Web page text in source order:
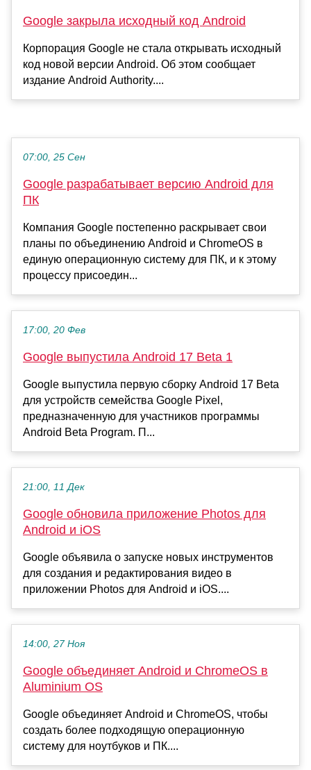
Google закрыла исходный код Android
Корпорация Google не стала открывать исходный
код новой версии Android. Об этом сообщает
издание Android Authority....
07:00, 25 Сен
Google разрабатывает версию Android для
ПК
Компания Google постепенно раскрывает свои
планы по объединению Android и ChromeOS в
единую операционную систему для ПК, и к этому
процессу присоедин...
17:00, 20 Фев
Google выпустила Android 17 Beta 1
Google выпустила первую сборку Android 17 Beta
для устройств семейства Google Pixel,
предназначенную для участников программы
Android Beta Program. П...
21:00, 11 Дек
Google обновила приложение Photos для
Android и iOS
Google объявила о запуске новых инструментов
для создания и редактирования видео в
приложении Photos для Android и iOS....
14:00, 27 Ноя
Google объединяет Android и ChromeOS в
Aluminium OS
Google объединяет Android и ChromeOS, чтобы
создать более подходящую операционную
систему для ноутбуков и ПК....